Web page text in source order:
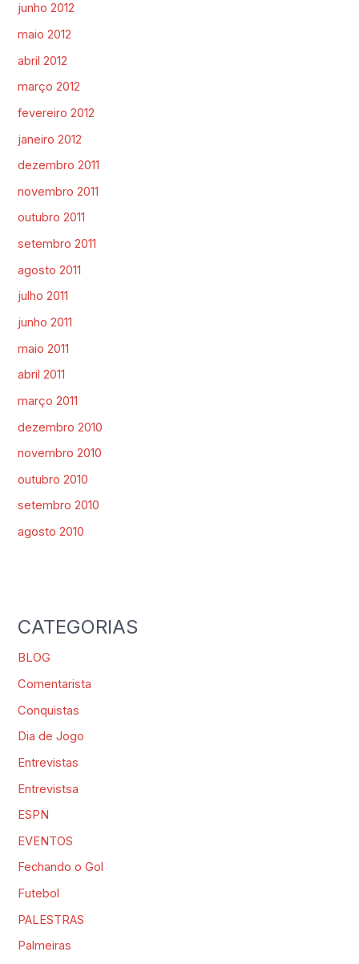
junho 2012
maio 2012
abril 2012
março 2012
fevereiro 2012
janeiro 2012
dezembro 2011
novembro 2011
outubro 2011
setembro 2011
agosto 2011
julho 2011
junho 2011
maio 2011
abril 2011
março 2011
dezembro 2010
novembro 2010
outubro 2010
setembro 2010
agosto 2010
CATEGORIAS
BLOG
Comentarista
Conquistas
Dia de Jogo
Entrevistas
Entrevistsa
ESPN
EVENTOS
Fechando o Gol
Futebol
PALESTRAS
Palmeiras